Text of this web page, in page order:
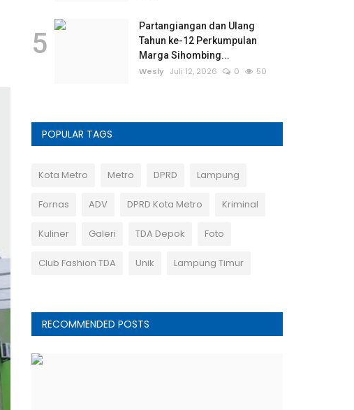
5
Partangiangan dan Ulang
Tahun ke-12 Perkumpulan
Marga Sihombing...
Wesly Juli 12, 2026 0 50
POPULAR TAGS
Kota Metro Metro DPRD Lampung
Fornas ADV DPRD Kota Metro Kriminal
Kuliner Galeri TDA Depok Foto
Club Fashion TDA Unik Lampung Timur
RECOMMENDED POSTS